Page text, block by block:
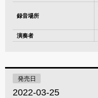
録音場所
演奏者
発売日
2022-03-25